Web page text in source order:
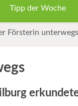
Tipp der Woche
Försterin unterwegs